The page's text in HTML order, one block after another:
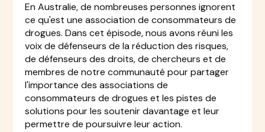
En Australie, de nombreuses personnes ignorent
ce qu'est une association de consommateurs de
drogues. Dans cet épisode, nous avons réuni les
voix de défenseurs de la réduction des risques,
de défenseurs des droits, de chercheurs et de
membres de notre communauté pour partager
l'importance des associations de
consommateurs de drogues et les pistes de
solutions pour les soutenir davantage et leur
permettre de poursuivre leur action.